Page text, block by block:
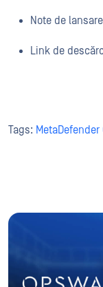
Note de
Link de
Tags: MetaDefender